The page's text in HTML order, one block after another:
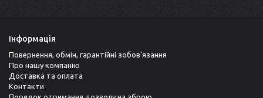
Інформація
Повернення, обмін, гарантійні зобов'язання
Про нашу компанію
Доставка та оплата
Контакти